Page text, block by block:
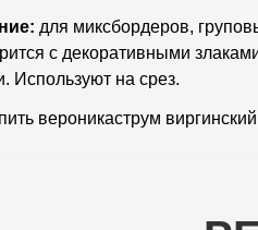
для миксбордеров,
с декоративными
Используют на срез.
вероникаструм